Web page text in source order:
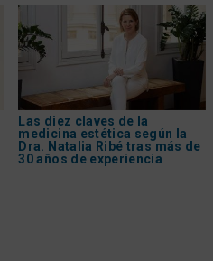
Las diez claves de la
medicina estética según la
Dra. Natalia Ribé tras más de
30 años de experiencia